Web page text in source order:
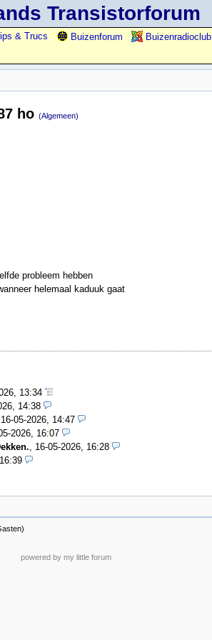
Transistorforum
& Trucs Buizenforum
Buizenradioclub
ho (Algemeen)
probleem hebben
helemaal kaduuk gaat
13:34
14:38
16-05-2026, 14:47
2026, 16:07
, 16-05-2026, 16:28
powered by my little forum